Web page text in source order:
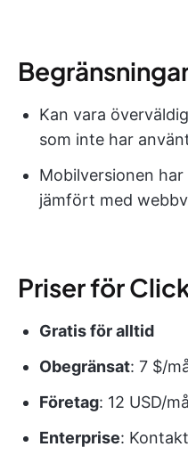
Kan vara
som inte har
Mobilversionen
jämfört med
Priser för
Gratis för alltid
Obegränsat: 7 $/
Företag: 12 USD/
Enterprise: